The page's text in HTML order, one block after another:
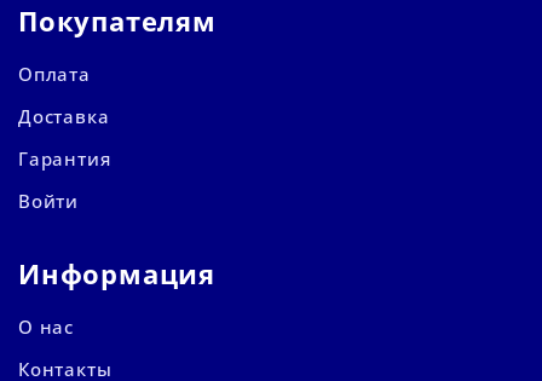
Покупателям
Оплата
Доставка
Гарантия
Войти
Информация
О нас
Контакты